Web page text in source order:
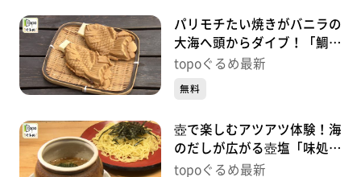
パリモチたい焼きがバニラの
大海へ頭からダイブ！「鯛焼
みやび」（大崎市古川七日
topoぐるめ最新
無料
壺で楽しむアツアツ体験！海
のだしが広がる壺塩「味処・
ラーメン梅公」（青葉区小田
topoぐるめ最新